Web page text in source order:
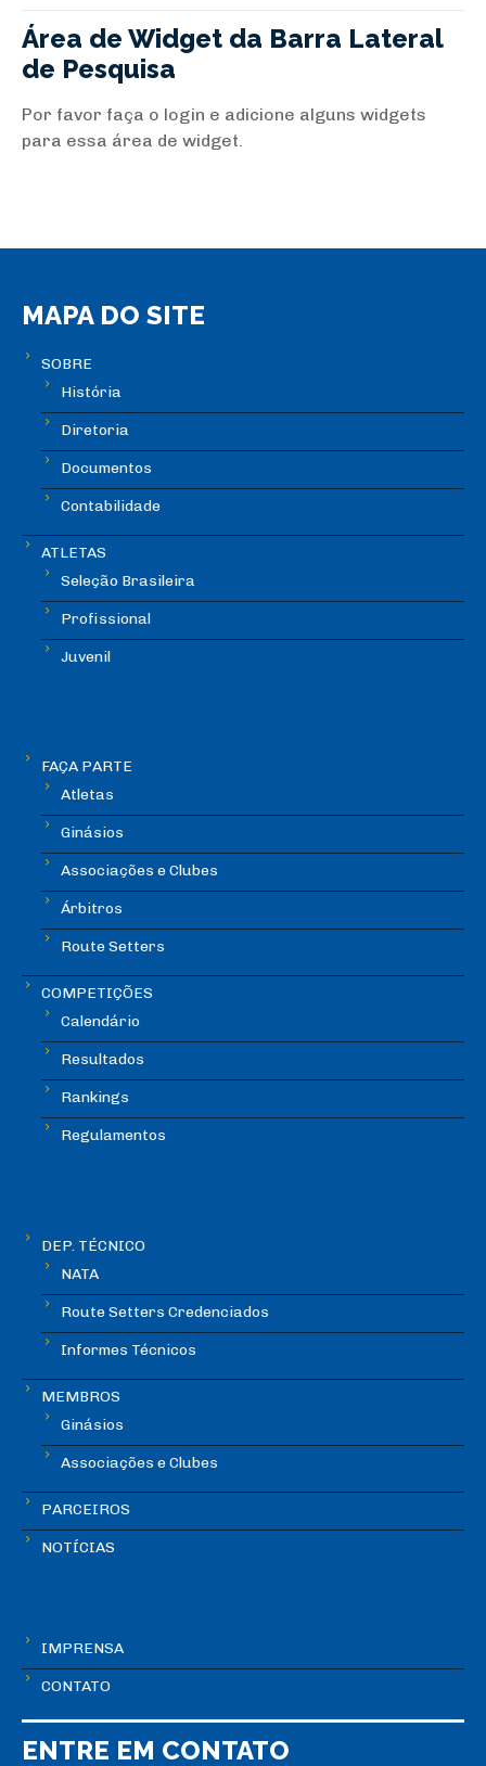
Área de Widget da Barra Lateral
de Pesquisa
Por favor faça o login e adicione alguns widgets
para essa área de widget.
MAPA DO SITE
SOBRE
História
Diretoria
Documentos
Contabilidade
ATLETAS
Seleção Brasileira
Profissional
Juvenil
FAÇA PARTE
Atletas
Ginásios
Associações e Clubes
Árbitros
Route Setters
COMPETIÇÕES
Calendário
Resultados
Rankings
Regulamentos
DEP. TÉCNICO
NATA
Route Setters Credenciados
Informes Técnicos
MEMBROS
Ginásios
Associações e Clubes
PARCEIROS
NOTÍCIAS
IMPRENSA
CONTATO
ENTRE EM CONTATO